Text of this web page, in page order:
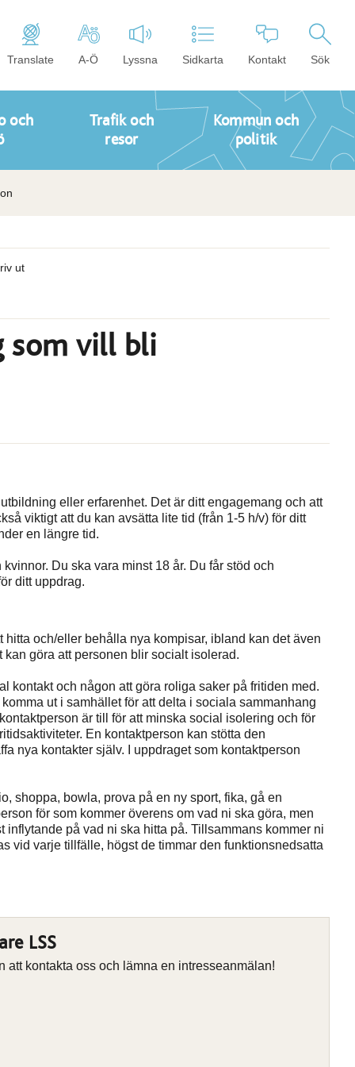
Translate A-Ö Lyssna Sidkarta Kontakt Sök
och
Trafik och
resor
Kommun och
politik
ut
som vill bli
eller erfarenhet. Det är ditt engagemang och att
viktigt att du kan avsätta lite tid (från 1-5 h/v) för ditt
en längre tid.
Du ska vara minst 18 år. Du får stöd och
ditt uppdrag.
och/eller behålla nya kompisar, ibland kan det även
göra att personen blir socialt isolerad.
kontakt och någon att göra roliga saker på fritiden med.
ut i samhället för att delta i sociala sammanhang
är till för att minska social isolering och för
En kontaktperson kan stötta den
nya kontakter själv. I uppdraget som kontaktperson
shoppa, bowla, prova på en ny sport, fika, gå en
för som kommer överens om vad ni ska göra, men
på vad ni ska hitta på. Tillsammans kommer ni
vid varje tillfälle, högst de timmar den funktionsnedsatta
LSS
kontakta oss och lämna en intresseanmälan!